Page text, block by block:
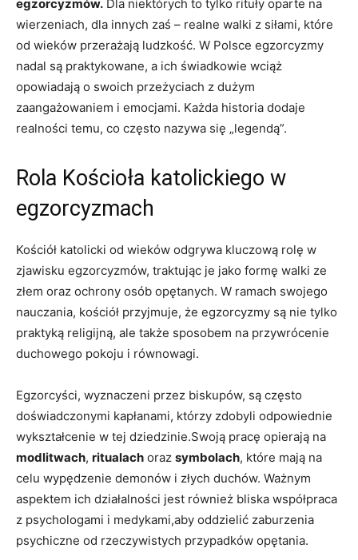
egzorcyzmów. Dla niektórych to tylko rituły oparte na
wierzeniach, dla innych zaś – realne walki z siłami, które
od⁤ wieków przerażają ludzkość. W Polsce egzorcyzmy
nadal ⁣są praktykowane, a ich świadkowie wciąż
opowiadają o swoich przeżyciach z dużym
zaangażowaniem i⁣ emocjami. Każda historia dodaje
realności ⁣temu, co często nazywa się „legendą”.
Rola Kościoła katolickiego w
egzorcyzmach
Kościół katolicki ‍od wieków odgrywa kluczową rolę ⁢w ​
zjawisku egzorcyzmów, traktując‌ je‌ jako formę walki ze
złem oraz ochrony osób opętanych. W ramach swojego
⁤nauczania, kościół przyjmuje, że egzorcyzmy są nie tylko
praktyką religijną, ale ‍także⁤ sposobem na przywrócenie
duchowego pokoju i ⁣równowagi.
Egzorcyści, wyznaczeni przez biskupów, są często
doświadczonymi kapłanami, którzy zdobyli⁣ odpowiednie
wykształcenie w tej ⁢dziedzinie.Swoją pracę opierają na
modlitwach, ritualach oraz symbolach, ⁢które mają na
⁢celu‍ wypędzenie demonów i złych duchów. ⁢Ważnym
aspektem ich działalności ⁤jest również bliska współpraca
z psychologami i medykami,aby oddzielić zaburzenia
psychiczne od rzeczywistych‌ przypadków opętania.